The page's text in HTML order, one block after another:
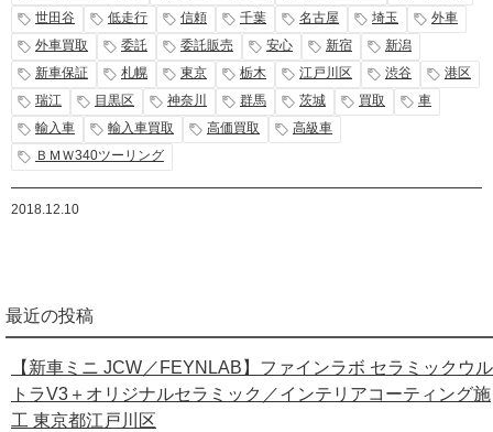
世田谷
低走行 信頼 千葉 名古屋 埼玉
外車
外車買取
委託 委託販売 安心 新宿
新潟
新車保証
札幌 東京 栃木 江戸川区 渋谷
港区
瑞江
目黒区 神奈川 群馬 茨城 買取
車
輸入車
輸入車買取 高価買取
高級車
ＢＭＷ340ツーリング
2018.12.10
最近の投稿
【新車ミニ JCW／FEYNLAB】ファインラボ セラミックウル
トラV3＋オリジナルセラミック／インテリアコーティング施
工 東京都江戸川区